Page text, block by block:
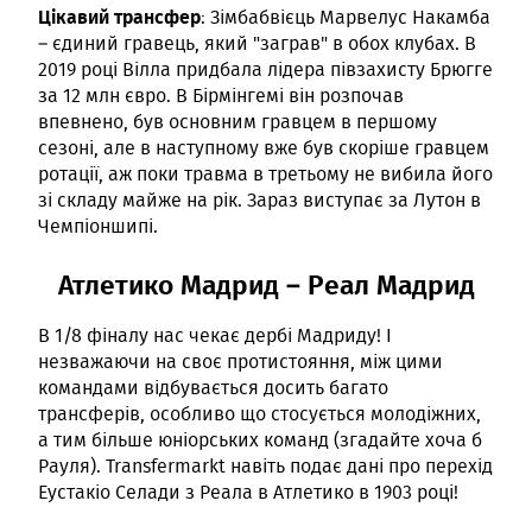
Цікавий трансфер: Зімбабвієць Марвелус Накамба
– єдиний гравець, який "заграв" в обох клубах. В
2019 році Вілла придбала лідера півзахисту Брюгге
за 12 млн євро. В Бірмінгемі він розпочав
впевнено, був основним гравцем в першому
сезоні, але в наступному вже був скоріше гравцем
ротації, аж поки травма в третьому не вибила його
зі складу майже на рік. Зараз виступає за Лутон в
Чемпіоншипі.
Атлетико Мадрид – Реал Мадрид
В 1/8 фіналу нас чекає дербі Мадриду! І
незважаючи на своє протистояння, між цими
командами відбувається досить багато
трансферів, особливо що стосується молодіжних,
а тим більше юніорських команд (згадайте хоча б
Рауля). Transfermarkt навіть подає дані про перехід
Еустакіо Селади з Реала в Атлетико в 1903 році!